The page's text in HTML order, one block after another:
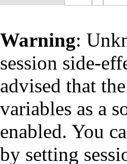
Warning:
session side-
advised that
variables as a
enabled. You
by setting